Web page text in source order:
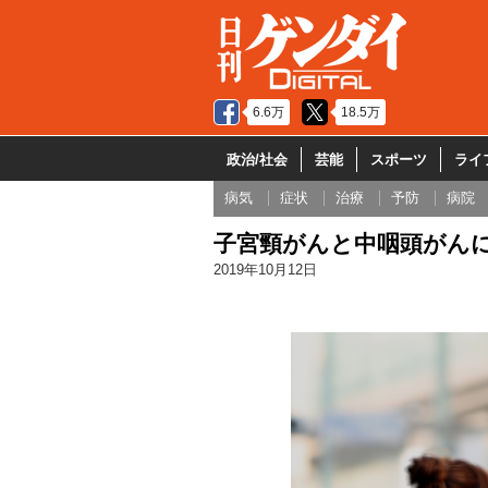
6.6万 18.5万
政治/社会 芸能 スポーツ ライ
病気 症状 治療 予防 病院
子宮頸がんと中咽頭がん
2019年10月12日